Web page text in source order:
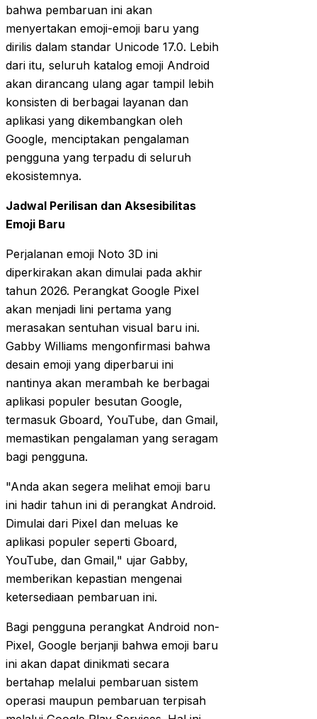
bahwa pembaruan ini akan
menyertakan emoji-emoji baru yang
dirilis dalam standar Unicode 17.0. Lebih
dari itu, seluruh katalog emoji Android
akan dirancang ulang agar tampil lebih
konsisten di berbagai layanan dan
aplikasi yang dikembangkan oleh
Google, menciptakan pengalaman
pengguna yang terpadu di seluruh
ekosistemnya.
Jadwal Perilisan dan Aksesibilitas
Emoji Baru
Perjalanan emoji Noto 3D ini
diperkirakan akan dimulai pada akhir
tahun 2026. Perangkat Google Pixel
akan menjadi lini pertama yang
merasakan sentuhan visual baru ini.
Gabby Williams mengonfirmasi bahwa
desain emoji yang diperbarui ini
nantinya akan merambah ke berbagai
aplikasi populer besutan Google,
termasuk Gboard, YouTube, dan Gmail,
memastikan pengalaman yang seragam
bagi pengguna.
"Anda akan segera melihat emoji baru
ini hadir tahun ini di perangkat Android.
Dimulai dari Pixel dan meluas ke
aplikasi populer seperti Gboard,
YouTube, dan Gmail," ujar Gabby,
memberikan kepastian mengenai
ketersediaan pembaruan ini.
Bagi pengguna perangkat Android non-
Pixel, Google berjanji bahwa emoji baru
ini akan dapat dinikmati secara
bertahap melalui pembaruan sistem
operasi maupun pembaruan terpisah